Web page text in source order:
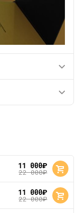
11 000руб.
22 000руб.
11 000руб.
22 000руб.